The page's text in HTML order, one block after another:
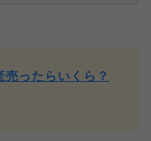
売ったらいくら？